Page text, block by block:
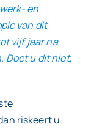
en
van dit
vijf jaar na
Doet u dit niet,
riskeert u